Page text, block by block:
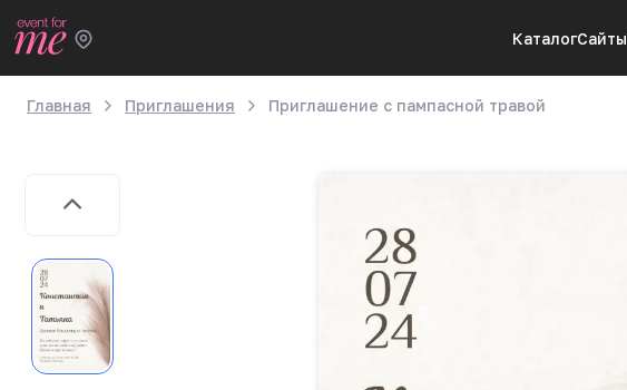
КаталогСайты
Главная Приглашения Приглашение с пампасной травой